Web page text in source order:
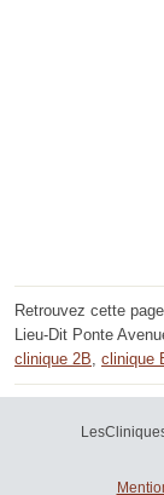
Retrouvez cette
Lieu-Dit Ponte
clinique 2B clinique